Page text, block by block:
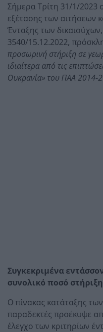
Σήμερα Τρίτη 31/1/
εξέτασης των αιτήσεων
Ένταξης των
3540/15.12.2022,
προσωρινή στήριξη σε
ιδιαίτερα από τις
Ουκρανία» του ΠΑΑ 2014-
Συγκεκριμένα
συνολικό ποσό
Ο πίνακας κατάταξης
παραδεκτές προέκυψε
έλεγχο των κριτηρίων